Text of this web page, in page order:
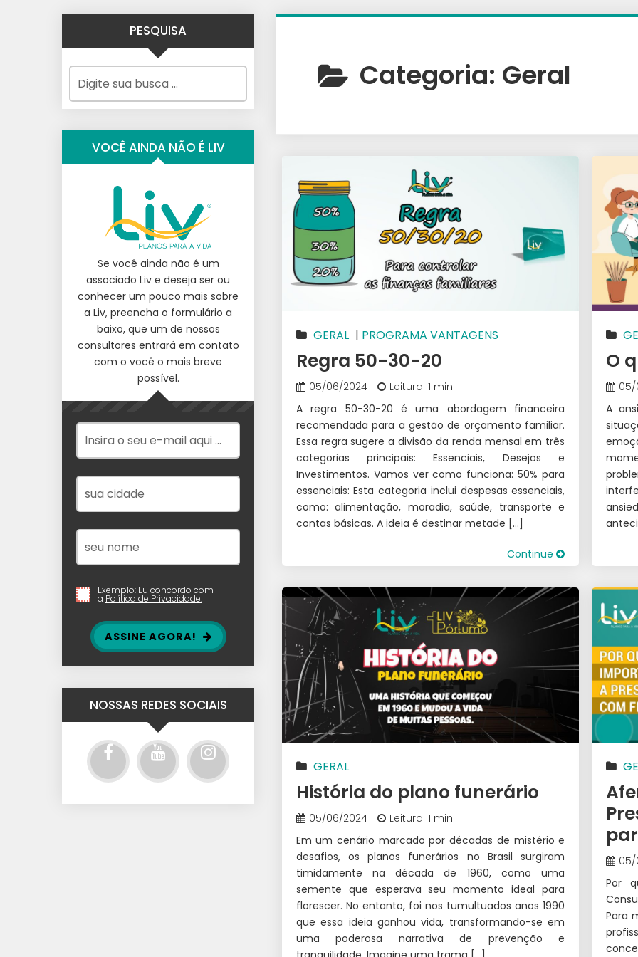
Categoria: Geral
GERAL | PROGRAMA VANTAGENS
Regra 50-30-20
05/06/2024
Leitura: 1 min
A regra 50-30-20 é uma abordagem financeira
recomendada para a gestão de orçamento familiar.
Essa regra sugere a divisão da renda mensal em três
categorias principais: Essenciais, Desejos e
Investimentos. Vamos ver como funciona: 50% para
essenciais: Esta categoria inclui despesas essenciais,
como: alimentação, moradia, saúde, transporte e
contas básicas. A ideia é destinar metade […]
Continue
O
A
GERAL
História do plano funerário
05/06/2024
Leitura: 1 min
Em um cenário marcado por décadas de mistério e
desafios, os planos funerários no Brasil surgiram
timidamente na década de 1960, como uma
semente que esperava seu momento ideal para
florescer. No entanto, foi nos tumultuados anos 1990
que essa ideia ganhou vida, transformando-se em
uma poderosa narrativa de prevenção e
Por
Para
PESQUISA
VOCÊ AINDA NÃO É LIV
Se você ainda não é um
associado Liv e deseja ser ou
conhecer um pouco mais sobre
a Liv, preencha o formulário a
baixo, que um de nossos
consultores entrará em contato
com o você o mais breve
possível.
Exemplo: Eu concordo com
a Política de Privacidade.
ASSINE AGORA!
NOSSAS REDES SOCIAIS